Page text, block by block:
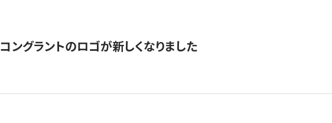
コングラントのロゴが新しくなりました